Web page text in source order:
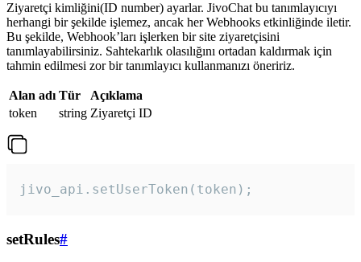
Ziyaretçi kimliğini(ID number) ayarlar. JivoChat bu tanımlayıcıyı
herhangi bir şekilde işlemez, ancak her Webhooks etkinliğinde iletir.
Bu şekilde, Webhook’ları işlerken bir site ziyaretçisini
tanımlayabilirsiniz. Sahtekarlık olasılığını ortadan kaldırmak için
tahmin edilmesi zor bir tanımlayıcı kullanmanızı öneririz.
Alan adı Tür
Açıklama
token
string Ziyaretçi ID
jivo_api.setUserToken(token);
setRules#